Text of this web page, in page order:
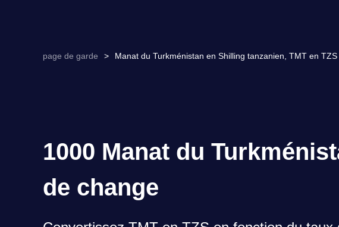
page de garde > Manat du Turkménistan en Shilling tanzanien, TMT en
1000 Manat du
de change